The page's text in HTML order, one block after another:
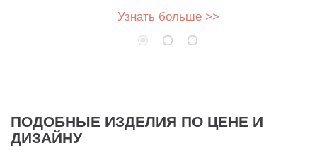
Узнать больше >>
ПОДОБНЫЕ ИЗДЕЛИЯ ПО ЦЕНЕ И
ДИЗАЙНУ